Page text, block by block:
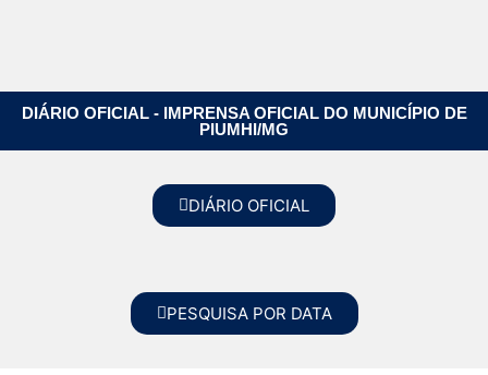
DIÁRIO OFICIAL - IMPRENSA OFICIAL DO MUNICÍPIO DE
PIUMHI/MG
DIÁRIO OFICIAL
PESQUISA POR DATA